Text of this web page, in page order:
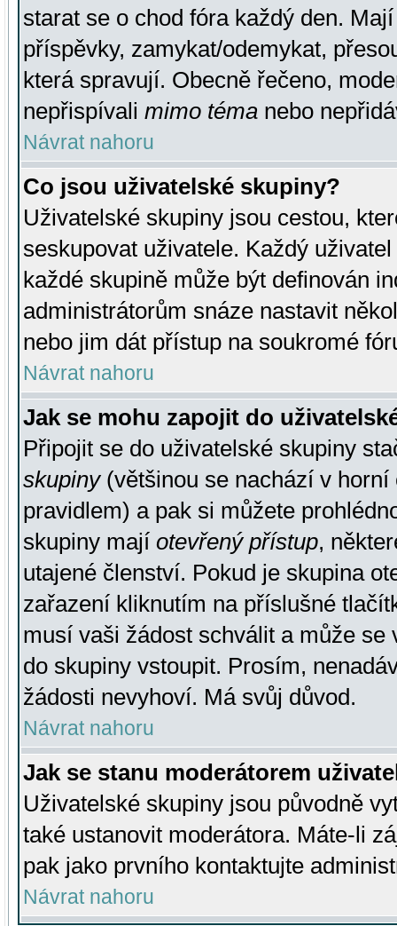
starat se o chod fóra každý den.
příspěvky, zamykat/odemykat,
která spravují. Obecně řečeno,
nepřispívali mimo téma nebo
Návrat nahoru
Co jsou uživatelské skupiny?
Uživatelské skupiny jsou cestou,
seskupovat uživatele. Každý
každé skupině může být definován
administrátorům snáze nastavit
nebo jim dát přístup na soukromé
Návrat nahoru
Jak se mohu zapojit do
Připojit se do uživatelské skupiny
skupiny(většinou se nachází v horní
pravidlem) a pak si můžete
skupiny mají otevřený přístup,
utajené členství. Pokud je skupina
zařazení kliknutím na příslušné
musí vaši žádost schválit a může se
do skupiny vstoupit. Prosím,
žádosti nevyhoví. Má svůj důvod.
Návrat nahoru
Jak se stanu moderátorem
Uživatelské skupiny jsou původně
také ustanovit moderátora. Máte-li
pak jako prvního kontaktujte
Návrat nahoru